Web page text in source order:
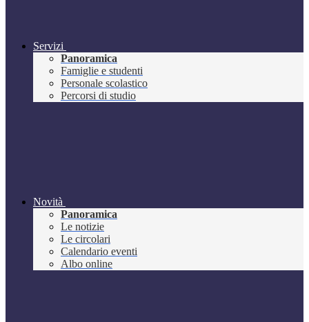
Servizi
Panoramica
Famiglie e studenti
Personale scolastico
Percorsi di studio
Novità
Panoramica
Le notizie
Le circolari
Calendario eventi
Albo online